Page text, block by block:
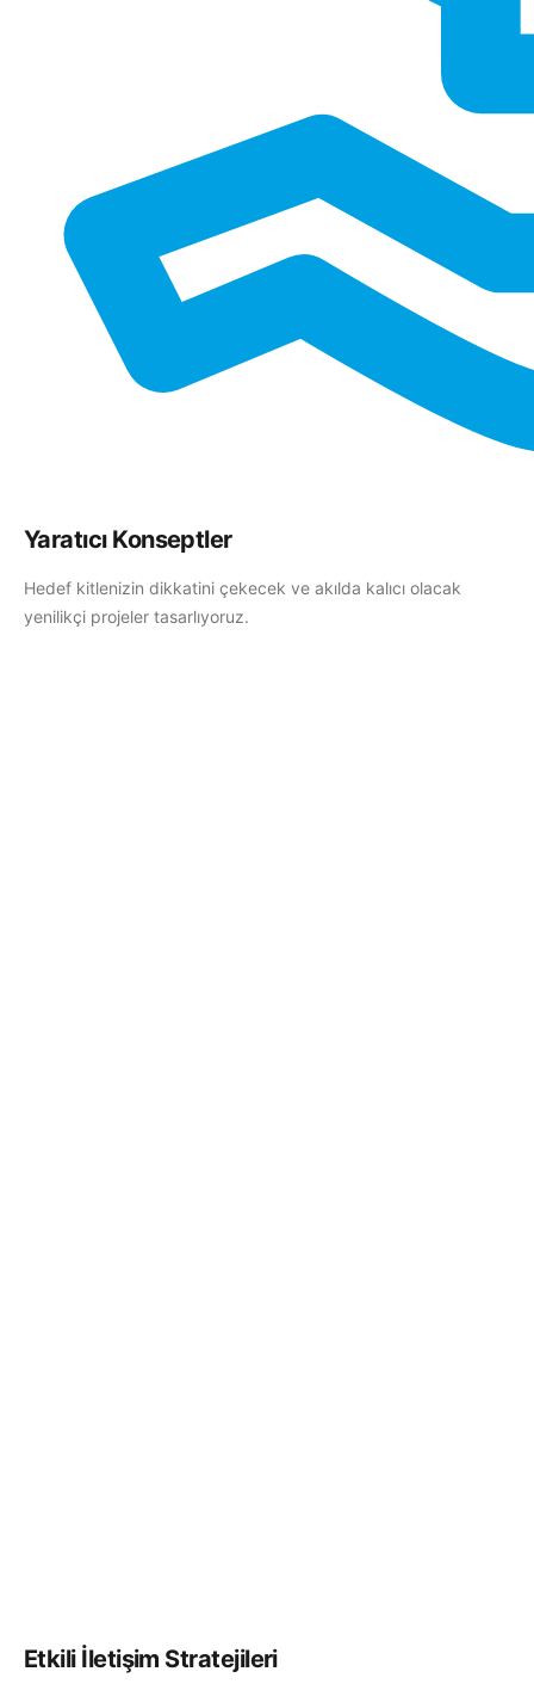
Yaratıcı Konseptler
Hedef kitlenizin dikkatini çekecek ve akılda kalıcı olacak
yenilikçi projeler tasarlıyoruz.
Etkili İletişim Stratejileri